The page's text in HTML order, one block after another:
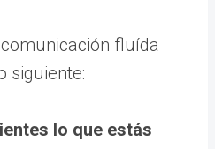
fluída
siguiente:
lo que estás